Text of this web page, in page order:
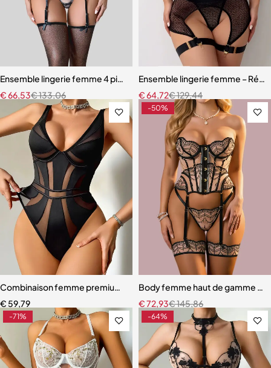
Ensemble lingerie femme 4 pièces – Broderie florale contrastée
€133,06
€66,53
Ensemble lingerie femme –
€129,44
€64,72
Combinaison femme premium – Design moderne avec effet galbant
€ 59,79
-50%
Body femme haut de gamme –
€145,86
€72,93
-71% -64%